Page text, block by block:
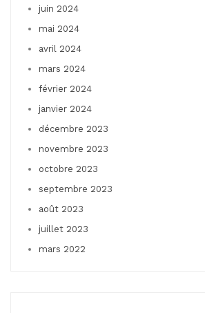
juin 2024
mai 2024
avril 2024
mars 2024
février 2024
janvier 2024
décembre 2023
novembre 2023
octobre 2023
septembre 2023
août 2023
juillet 2023
mars 2022